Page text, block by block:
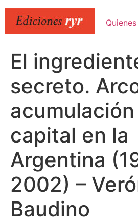
contenido
El
secreto.
capital en la
Argentina
2002) –
Baudino